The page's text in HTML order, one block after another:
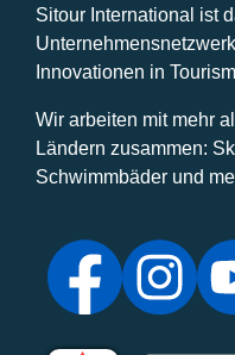
Sitour International ist
Innovationen in
Wir arbeiten mit mehr
Ländern zusammen:
Schwimmbäder und